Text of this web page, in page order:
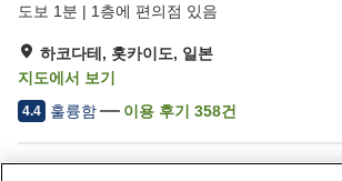
도보 1분 | 1층에 편의점 있음
하코다테, 홋카이도, 일본
지도에서 보기
4.4 훌륭함 이용 후기 358건